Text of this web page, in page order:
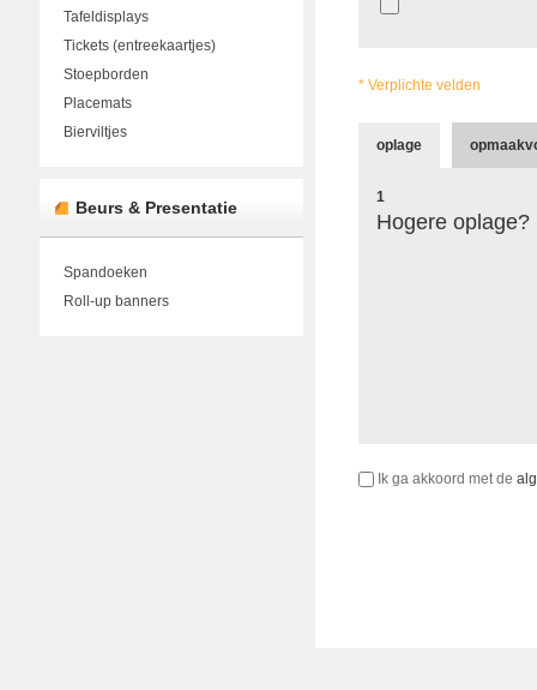
Tafeldisplays
Tickets (entreekaartjes)
Stoepborden
Placemats
Bierviltjes
Beurs & Presentatie
Spandoeken
Roll-up banners
* Verplichte velden
oplage
1
Hogere
Ik ga akkoord met de